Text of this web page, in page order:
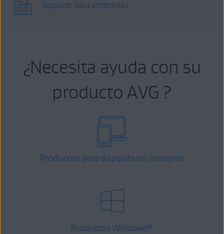
Soporte para empresas
¿Necesita ayuda con su
producto AVG ?
Productos para dispositivos múltiples
Productos Windows®